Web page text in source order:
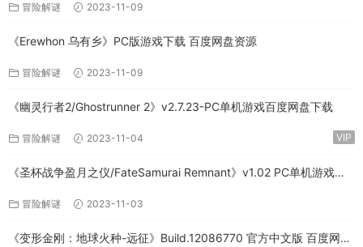
冒险解谜 2023-11-09
《Erewhon 乌有乡》PC版游戏下载 百度网盘资源
冒险解谜 2023-11-09
《幽灵行者2/Ghostrunner 2》v2.7.23-PC单机游戏百度网盘下载
冒险解谜 2023-11-04 VIP
《圣杯战争盈月之仪/FateSamurai Remnant》v1.02 PC单机游戏下
冒险解谜 2023-11-03
《变形金刚：地球火种-远征》Build.12086770 官方中文版 百度网盘